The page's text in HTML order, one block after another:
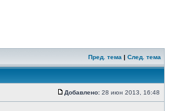
Пред. тема | След. тема
Добавлено: 28 июн 2013, 16:48